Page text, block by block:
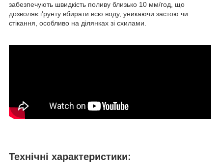
забезпечують швидкість поливу близько 10 мм/год, що
дозволяє ґрунту вбирати всю воду, уникаючи застою чи
стікання, особливо на ділянках зі схилами.
Технічні характеристики: